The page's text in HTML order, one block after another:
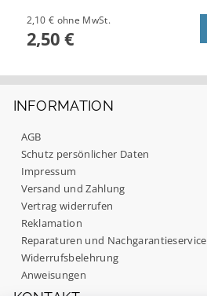
2,10 € ohne MwSt.
2,50 €
INFORMATION
AGB
Schutz persönlicher Daten
Impressum
Versand und Zahlung
Vertrag widerrufen
Reklamation
Reparaturen und Nachgarantieservice
Widerrufsbelehrung
Anweisungen